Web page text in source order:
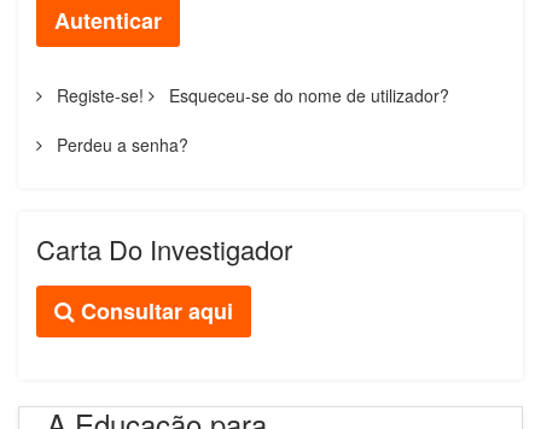
Autenticar
Registe-se! Esqueceu-se do nome de utilizador?
Perdeu a senha?
Carta Do Investigador
Consultar aqui